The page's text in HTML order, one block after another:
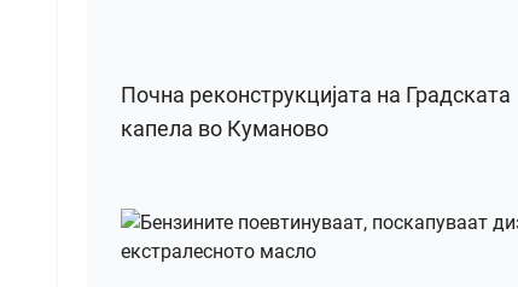
Почна реконструкцијата на Градската
капела во Куманово